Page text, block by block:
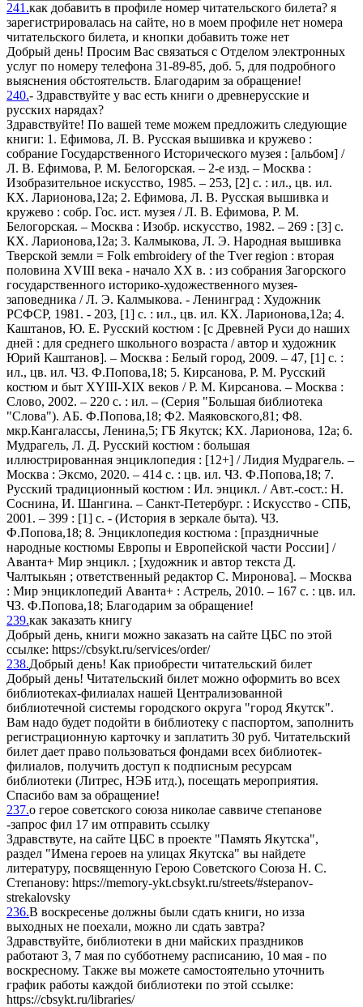
241.как добавить в профиле номер читательского билета? я
зарегистрировалась на сайте, но в моем профиле нет номера
читательского билета, и кнопки добавить тоже нет
Добрый день! Просим Вас связаться с Отделом электронных
услуг по номеру телефона 31-89-85, доб. 5, для подробного
выяснения обстоятельств. Благодарим за обращение!
240.- Здравствуйте у вас есть книги о древнерусские и
русских нарядах?
Здравствуйте! По вашей теме можем предложить следующие
книги: 1. Ефимова, Л. В. Русская вышивка и кружево :
собрание Государственного Исторического музея : [альбом] /
Л. В. Ефимова, Р. М. Белогорская. – 2-е изд. – Москва :
Изобразительное искусство, 1985. – 253, [2] с. : ил., цв. ил.
КХ. Ларионова,12а; 2. Ефимова, Л. В. Русская вышивка и
кружево : собр. Гос. ист. музея / Л. В. Ефимова, Р. М.
Белогорская. – Москва : Изобр. искусство, 1982. – 269 : [3] с.
КХ. Ларионова,12а; 3. Калмыкова, Л. Э. Народная вышивка
Тверской земли = Folk embroidery of the Tver region : вторая
половина XVIII века - начало XX в. : из собрания Загорского
государственного историко-художественного музея-
заповедника / Л. Э. Калмыкова. - Ленинград : Художник
РСФСР, 1981. - 203, [1] с. : ил., цв. ил. КХ. Ларионова,12а; 4.
Каштанов, Ю. Е. Русский костюм : [с Древней Руси до наших
дней : для среднего школьного возраста / автор и художник
Юрий Каштанов]. – Москва : Белый город, 2009. – 47, [1] с. :
ил., цв. ил. ЧЗ. Ф.Попова,18; 5. Кирсанова, Р. М. Русский
костюм и быт XYIII-XIX веков / Р. М. Кирсанова. – Москва :
Слово, 2002. – 220 с. : ил. – (Серия "Большая библиотека
"Слова"). АБ. Ф.Попова,18; Ф2. Маяковского,81; Ф8.
мкр.Кангалассы, Ленина,5; ГБ Якутск; КХ. Ларионова, 12а; 6.
Мудрагель, Л. Д. Русский костюм : большая
иллюстрированная энциклопедия : [12+] / Лидия Мудрагель. –
Москва : Эксмо, 2020. – 414 с. : цв. ил. ЧЗ. Ф.Попова,18; 7.
Русский традиционный костюм : Ил. энцикл. / Авт.-сост.: Н.
Соснина, И. Шангина. – Санкт-Петербург. : Искусство - СПБ,
2001. – 399 : [1] с. - (История в зеркале быта). ЧЗ.
Ф.Попова,18; 8. Энциклопедия костюма : [праздничные
народные костюмы Европы и Европейской части России] /
Аванта+ Мир энцикл. ; [художник и автор текста Д.
Чалтыкьян ; ответственный редактор С. Миронова]. – Москва
: Мир энциклопедий Аванта+ : Астрель, 2010. – 167 с. : цв. ил.
ЧЗ. Ф.Попова,18; Благодарим за обращение!
239.как заказать книгу
Добрый день, книги можно заказать на сайте ЦБС по этой
ссылке: https://cbsykt.ru/services/order/
238.Добрый день! Как приобрести читательский билет
Добрый день! Читательский билет можно оформить во всех
библиотеках-филиалах нашей Централизованной
библиотечной системы городского округа "город Якутск".
Вам надо будет подойти в библиотеку с паспортом, заполнить
регистрационную карточку и заплатить 30 руб. Читательский
билет дает право пользоваться фондами всех библиотек-
филиалов, получить доступ к подписным ресурсам
библиотеки (Литрес, НЭБ итд.), посещать мероприятия.
Спасибо вам за обращение!
237.о герое советского союза николае саввиче степанове
-запрос фил 17 им отправить ссылку
Здравствуте, на сайте ЦБС в проекте "Память Якутска",
раздел "Имена героев на улицах Якутска" вы найдете
литературу, посвященную Герою Советского Союза Н. С.
Степанову: https://memory-ykt.cbsykt.ru/streets/#stepanov-
strekalovsky
236.В воскресенье должны были сдать книги, но изза
выходных не поехали, можно ли сдать завтра?
Здравствуйте, библиотеки в дни майских праздников
работают 3, 7 мая по субботнему расписанию, 10 мая - по
воскресному. Также вы можете самостоятельно уточнить
график работы каждой библиотеки по этой ссылке:
https://cbsykt.ru/libraries/